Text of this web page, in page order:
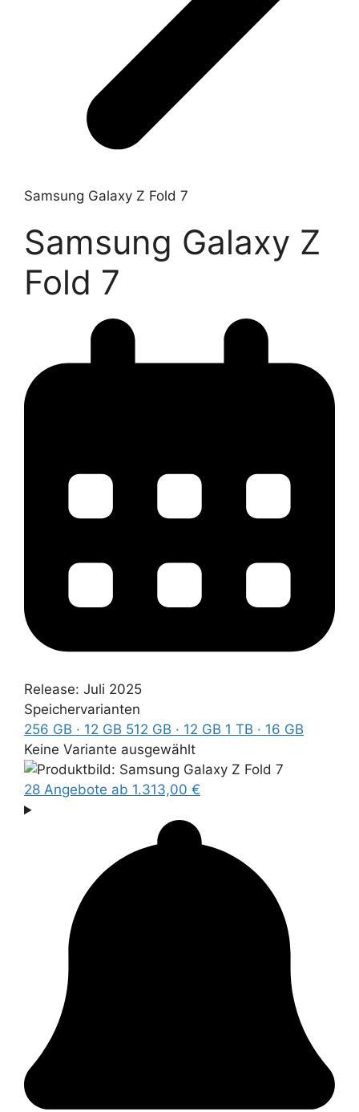
Samsung Galaxy Z Fold 7
Samsung Galaxy Z
Fold 7
Release: Juli 2025
Speichervarianten
256 GB · 12 GB 512 GB · 12 GB 1 TB · 16 GB
Keine Variante ausgewählt
28 Angebote ab 1.313,00 €